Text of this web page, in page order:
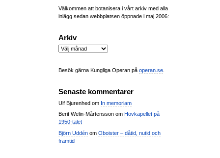
Välkommen att botanisera i vårt arkiv med alla
inlägg sedan webbplatsen öppnade i maj 2006:
Arkiv
Arkiv
Besök gärna Kungliga Operan på operan.se
Senaste kommentarer
Ulf Bjurenhed om In memoriam
Berit Welin-Mårtensson om Hovkapellet på
1950-talet
Björn Uddén om Oboister – dåtid, nutid och
framtid